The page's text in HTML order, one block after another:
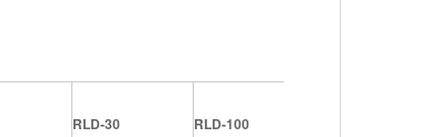
RLD-30 RLD-100